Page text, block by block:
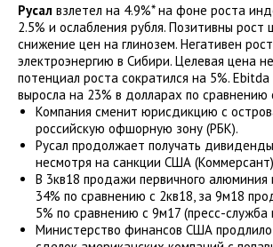
Русал взлетел на 4.9%* на фоне роста
2.5% и ослабления рубля. Позитивны
снижение цен на глинозем. Негативен
электроэнергию в Сибири. Целевая цена
потенциал роста сократился на 5%. Ebitda
выросла на 23% в долларах по сравнению
Компания сменит юрисдикцию с
российскую офшорную зону (РБК).
Русал продолжает получать
несмотря на санкции США
В 3кв18 продажи первичного алюминия
34% по сравнению с 2кв18, за 9м18
5% по сравнению с 9м17 (пресс-служба
Министерство финансов США